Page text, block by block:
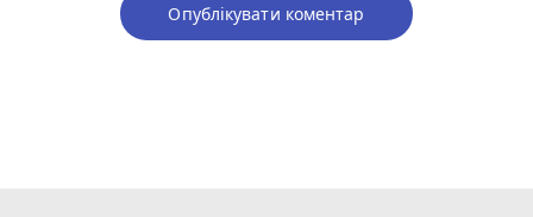
Опублікувати коментар